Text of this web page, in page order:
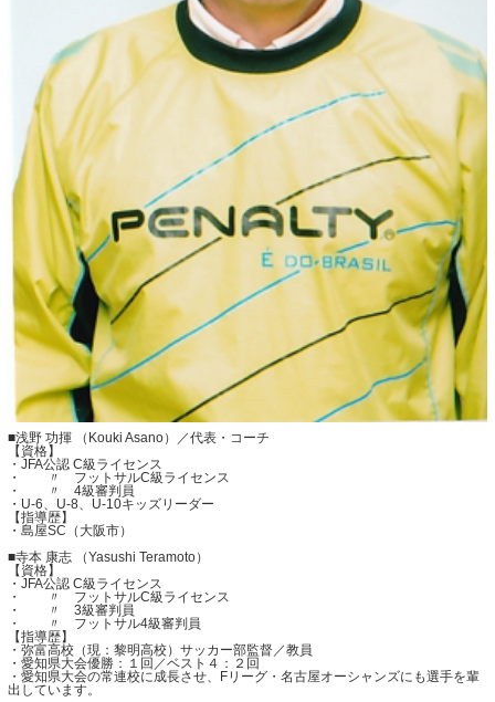
■浅野 功揮 （Kouki Asano）／代表・コーチ
【資格】
・JFA公認 C級ライセンス
・ 〃 フットサルC級ライセンス
・ 〃 4級審判員
・U-6、U-8、U-10キッズリーダー
【指導歴】
・島屋SC（大阪市）
■寺本 康志 （Yasushi Teramoto）
【資格】
・JFA公認 C級ライセンス
・ 〃 フットサルC級ライセンス
・ 〃 3級審判員
・ 〃 フットサル4級審判員
【指導歴】
・弥富高校（現：黎明高校）サッカー部監督／教員
・愛知県大会優勝：１回／ベスト４：２回
・愛知県大会の常連校に成長させ、Fリーグ・名古屋オーシャンズにも選手を輩
出しています。